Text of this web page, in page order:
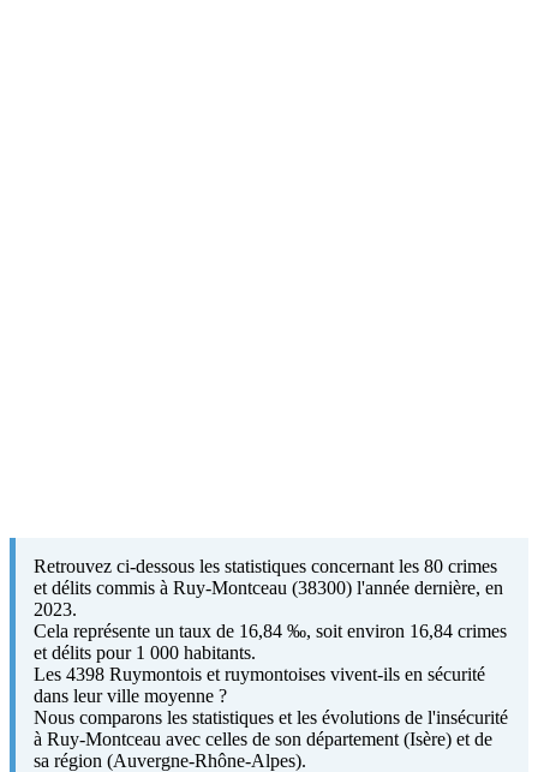
Retrouvez ci-dessous les statistiques concernant les 80 crimes
et délits commis à Ruy-Montceau (38300) l'année dernière, en
2023.
Cela représente un taux de 16,84 ‰, soit environ 16,84 crimes
et délits pour 1 000 habitants.
Les 4398 Ruymontois et ruymontoises vivent-ils en sécurité
dans leur ville moyenne ?
Nous comparons les statistiques et les évolutions de l'insécurité
à Ruy-Montceau avec celles de son département (Isère) et de
sa région (Auvergne-Rhône-Alpes).